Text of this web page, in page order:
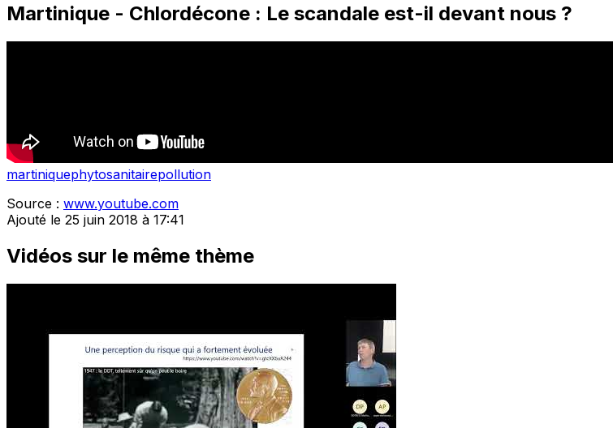
Martinique - Chlordécone : Le scandale est-il devant nous ?
martiniquephytosanitairepollution
Source : www.youtube.com
Ajouté le 25 juin 2018 à 17:41
Vidéos sur le même thème